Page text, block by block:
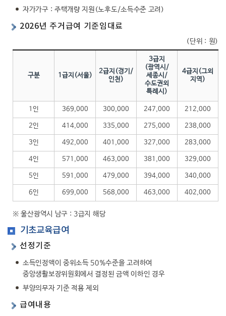
자가가구 : 주택개량 지원(노후도/소득수준 고려)
2026년 주거급여 기준임대료
(단위 : 원)
구분 1급지(서울)
2급지(경기/
인천)
3급지
(광역시/
세종시/
수도권외
특례시)
4급지(그외
지역)
1인 369,000 300,000 247,000 212,000
2인 414,000 335,000 275,000 238,000
3인 492,000 401,000 327,000 283,000
4인 571,000 463,000 381,000 329,000
5인 591,000 479,000 394,000 340,000
6인 699,000 568,000 463,000 402,000
※ 울산광역시 남구 : 3급지 해당
기초교육급여
선정기준
소득인정액이 중위소득 50%수준을 고려하여
중앙생활보장위원회에서 결정된 금액 이하인 경우
부양의무자 기준 적용 제외
급여내용